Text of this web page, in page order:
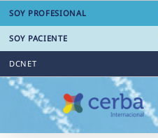
Saltar
contenido
SOY PROFESIONAL
SOY PACIENTE
DCNET